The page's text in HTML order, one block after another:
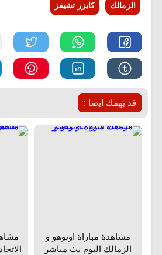
الزمالك كايزر تشيفز
قد يهمك ايضا :
مشاهدة مباراة اوتوهو و
الزمالك اليوم بث مباشر